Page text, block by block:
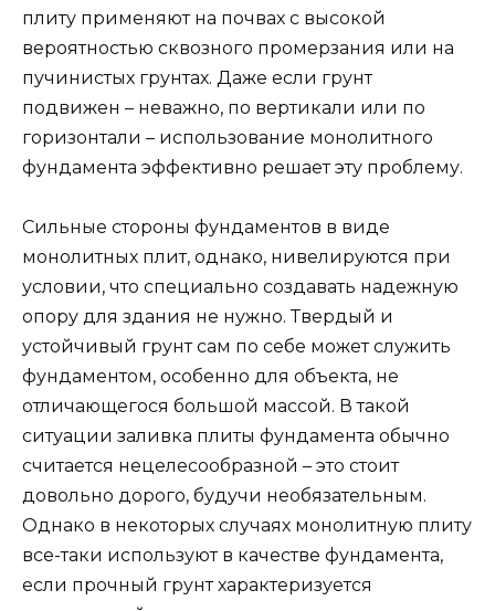
плиту применяют на почвах с высокой
вероятностью сквозного промерзания или на
пучинистых грунтах. Даже если грунт
подвижен – неважно, по вертикали или по
горизонтали – использование монолитного
фундамента эффективно решает эту проблему.
Сильные стороны фундаментов в виде
монолитных плит, однако, нивелируются при
условии, что специально создавать надежную
опору для здания не нужно. Твердый и
устойчивый грунт сам по себе может служить
фундаментом, особенно для объекта, не
отличающегося большой массой. В такой
ситуации заливка плиты фундамента обычно
считается нецелесообразной – это стоит
довольно дорого, будучи необязательным.
Однако в некоторых случаях монолитную плиту
все-таки используют в качестве фундамента,
если прочный грунт характеризуется